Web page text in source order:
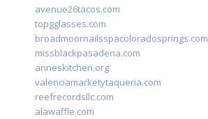
avenue26tacos.com
topgglasses.com
broadmoornailsspacoloradosprings.com
missblackpasadena.com
anneskitchen.org
valenciamarketytaqueria.com
reefrecordsllc.com
alawaffle.com